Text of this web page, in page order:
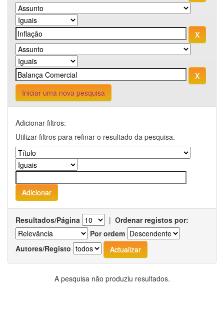
Iniciar uma nova pesquisa
Adicionar filtros:
Utilizar filtros para refinar o resultado da pesquisa.
Resultados/Página | Ordenar registos por:
Por ordem
Autores/Registo
A pesquisa não produziu resultados.